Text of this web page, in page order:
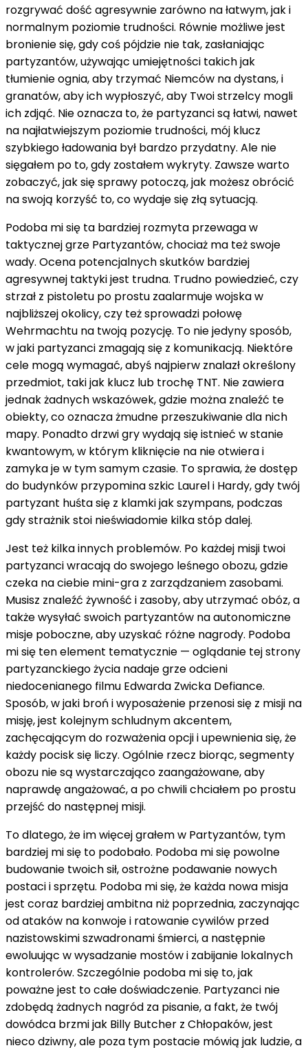
rozgrywać dość agresywnie zarówno na łatwym, jak i
normalnym poziomie trudności. Równie możliwe jest
bronienie się, gdy coś pójdzie nie tak, zasłaniając
partyzantów, używając umiejętności takich jak
tłumienie ognia, aby trzymać Niemców na dystans, i
granatów, aby ich wypłoszyć, aby Twoi strzelcy mogli
ich zdjąć. Nie oznacza to, że partyzanci są łatwi, nawet
na najłatwiejszym poziomie trudności, mój klucz
szybkiego ładowania był bardzo przydatny. Ale nie
sięgałem po to, gdy zostałem wykryty. Zawsze warto
zobaczyć, jak się sprawy potoczą, jak możesz obrócić
na swoją korzyść to, co wydaje się złą sytuacją.
Podoba mi się ta bardziej rozmyta przewaga w
taktycznej grze Partyzantów, chociaż ma też swoje
wady. Ocena potencjalnych skutków bardziej
agresywnej taktyki jest trudna. Trudno powiedzieć, czy
strzał z pistoletu po prostu zaalarmuje wojska w
najbliższej okolicy, czy też sprowadzi połowę
Wehrmachtu na twoją pozycję. To nie jedyny sposób,
w jaki partyzanci zmagają się z komunikacją. Niektóre
cele mogą wymagać, abyś najpierw znalazł określony
przedmiot, taki jak klucz lub trochę TNT. Nie zawiera
jednak żadnych wskazówek, gdzie można znaleźć te
obiekty, co oznacza żmudne przeszukiwanie dla nich
mapy. Ponadto drzwi gry wydają się istnieć w stanie
kwantowym, w którym kliknięcie na nie otwiera i
zamyka je w tym samym czasie. To sprawia, że ​​dostęp
do budynków przypomina szkic Laurel i Hardy, gdy twój
partyzant huśta się z klamki jak szympans, podczas
gdy strażnik stoi nieświadomie kilka stóp dalej.
Jest też kilka innych problemów. Po każdej misji twoi
partyzanci wracają do swojego leśnego obozu, gdzie
czeka na ciebie mini-gra z zarządzaniem zasobami.
Musisz znaleźć żywność i zasoby, aby utrzymać obóz, a
także wysyłać swoich partyzantów na autonomiczne
misje poboczne, aby uzyskać różne nagrody. Podoba
mi się ten element tematycznie — oglądanie tej strony
partyzanckiego życia nadaje grze odcieni
niedocenianego filmu Edwarda Zwicka Defiance.
Sposób, w jaki broń i wyposażenie przenosi się z misji na
misję, jest kolejnym schludnym akcentem,
zachęcającym do rozważenia opcji i upewnienia się, że
każdy pocisk się liczy. Ogólnie rzecz biorąc, segmenty
obozu nie są wystarczająco zaangażowane, aby
naprawdę angażować, a po chwili chciałem po prostu
przejść do następnej misji.
To dlatego, że im więcej grałem w Partyzantów, tym
bardziej mi się to podobało. Podoba mi się powolne
budowanie twoich sił, ostrożne podawanie nowych
postaci i sprzętu. Podoba mi się, że każda nowa misja
jest coraz bardziej ambitna niż poprzednia, zaczynając
od ataków na konwoje i ratowanie cywilów przed
nazistowskimi szwadronami śmierci, a następnie
ewoluując w wysadzanie mostów i zabijanie lokalnych
kontrolerów. Szczególnie podoba mi się to, jak
poważne jest to całe doświadczenie. Partyzanci nie
zdobędą żadnych nagród za pisanie, a fakt, że twój
dowódca brzmi jak Billy Butcher z Chłopaków, jest
nieco dziwny, ale poza tym postacie mówią jak ludzie, a